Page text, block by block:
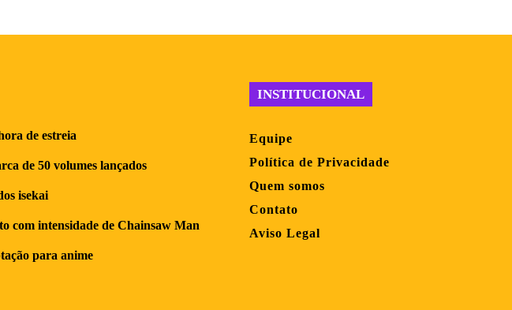
de estreia
de 50 volumes lançados
isekai
com intensidade de Chainsaw Man
para anime
INSTITUCIONAL
Equipe
Política de Privacidade
Quem somos
Contato
Aviso Legal